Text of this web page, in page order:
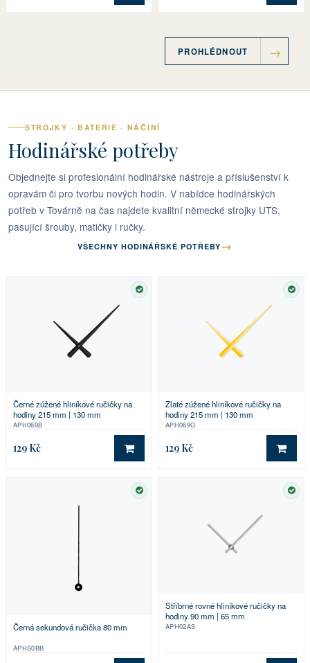
PROHLÉDNOUT
STROJKY · BATERIE · NÁČINÍ
Hodinářské potřeby
Objednejte si profesionální hodinářské nástroje a příslušenství k
opravám či pro tvorbu nových hodin. V nabídce hodinářských
potřeb v Továrně na čas najdete kvalitní německé strojky UTS,
pasující šrouby, matičky i ručky.
VŠECHNY HODINÁŘSKÉ POTŘEBY →
SKLADEM
Černé zúžené hliníkové ručičky na
hodiny 215 mm | 130 mm
APH069B
129 Kč DO KOŠÍKU
Zlaté zúžené hliníkové ručičky na
hodiny 215 mm | 130 mm
APH069G
129 Kč DO
SKLADEM
Černá sekundová ručička 80 mm
APHS0BB
Stříbrné rovné hliníkové ručičky na
hodiny 90 mm | 65 mm
APH02AS